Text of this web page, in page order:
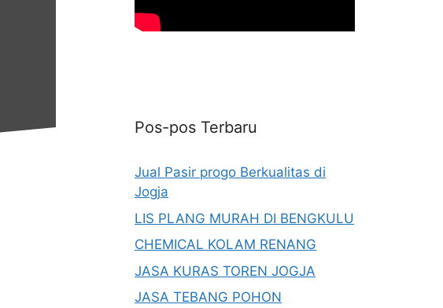
Pos-pos Terbaru
Jual Pasir progo Berkualitas di
Jogja
LIS PLANG MURAH DI BENGKULU
CHEMICAL KOLAM RENANG
JASA KURAS TOREN JOGJA
JASA TEBANG POHON